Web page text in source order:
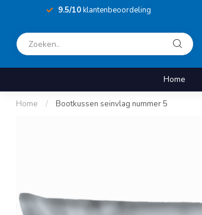
9.5/10klantenbeoordeling
Home
Home / Bootkussen seinvlag nummer 5